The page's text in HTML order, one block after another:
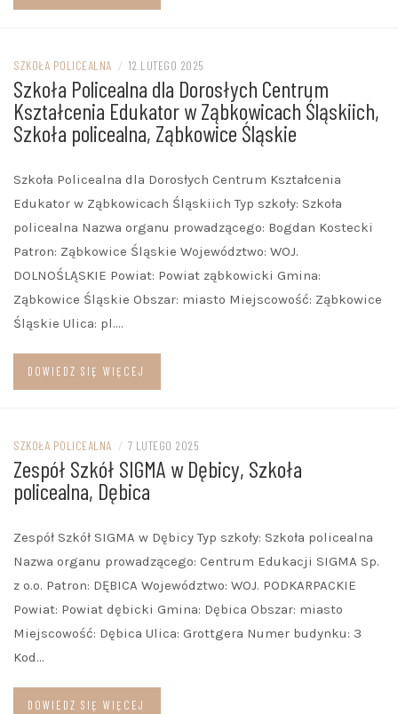
SZKOŁA POLICEALNA / 12 LUTEGO 2025
Szkoła Policealna dla Dorosłych Centrum
Kształcenia Edukator w Ząbkowicach Śląskiich,
Szkoła policealna, Ząbkowice Śląskie
Szkoła Policealna dla Dorosłych Centrum Kształcenia
Edukator w Ząbkowicach Śląskiich Typ szkoły: Szkoła
policealna Nazwa organu prowadzącego: Bogdan Kostecki
Patron: Ząbkowice Śląskie Województwo: WOJ.
DOLNOŚLĄSKIE Powiat: Powiat ząbkowicki Gmina:
Ząbkowice Śląskie Obszar: miasto Miejscowość: Ząbkowice
Śląskie Ulica: pl.…
DOWIEDZ SIĘ WIĘCEJ
SZKOŁA POLICEALNA / 7 LUTEGO 2025
Zespół Szkół SIGMA w Dębicy, Szkoła
policealna, Dębica
Zespół Szkół SIGMA w Dębicy Typ szkoły: Szkoła policealna
Nazwa organu prowadzącego: Centrum Edukacji SIGMA Sp.
z o.o. Patron: DĘBICA Województwo: WOJ. PODKARPACKIE
Powiat: Powiat dębicki Gmina: Dębica Obszar: miasto
Miejscowość: Dębica Ulica: Grottgera Numer budynku: 3
Kod…
DOWIEDZ SIĘ WIĘCEJ